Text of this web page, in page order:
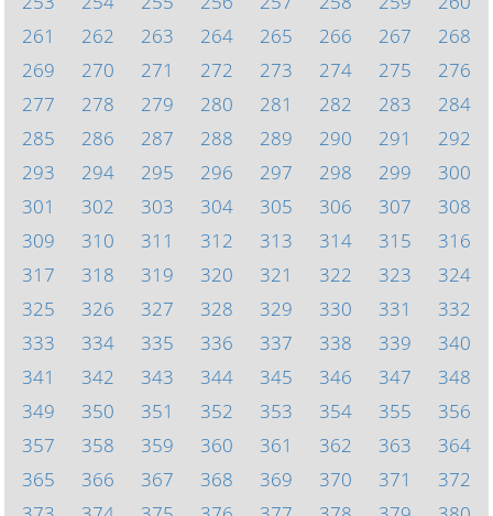
261
262 263 264 265 266 267
268
269
270 271 272 273 274 275
276
277
278 279 280 281 282 283
284
285
286 287 288 289 290 291
292
293
294 295 296 297 298 299
300
301
302 303 304 305 306 307
308
309
310 311 312 313 314 315
316
317
318 319 320 321 322 323
324
325
326 327 328 329 330 331
332
333
334 335 336 337 338 339
340
341
342 343 344 345 346 347
348
349
350 351 352 353 354 355
356
357
358 359 360 361 362 363
364
365
366 367 368 369 370 371
372